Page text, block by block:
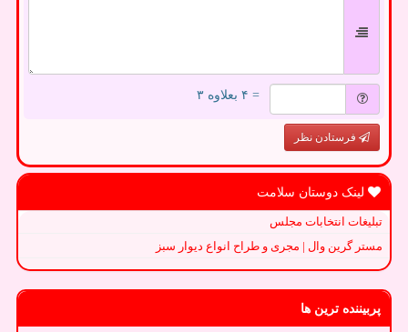
= ۴ بعلاوه ۳
فرستادن نظر
لینک دوستان سلامت
تبلیغات انتخابات مجلس
مستر گرین وال | مجری و طراح انواع دیوار سبز
پربیننده ترین ها